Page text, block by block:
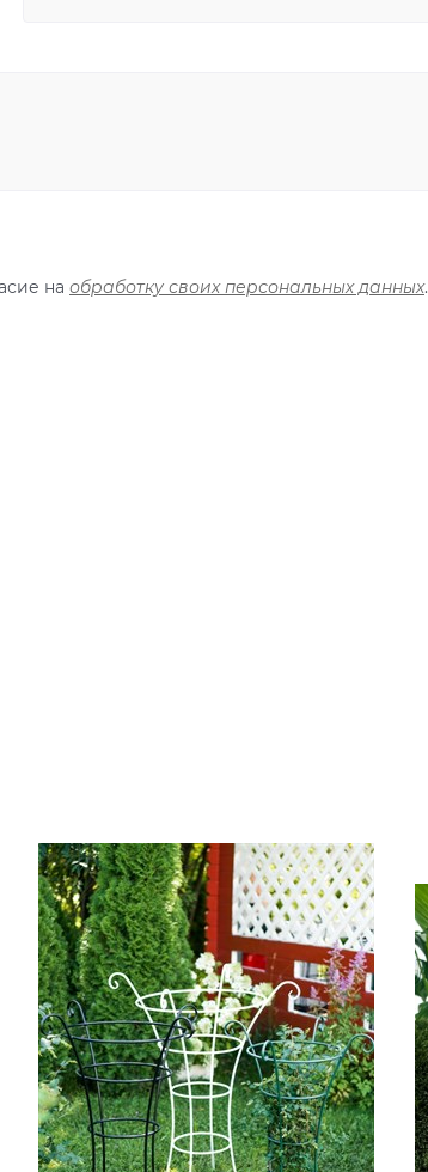
на обработку своих персональных данных.